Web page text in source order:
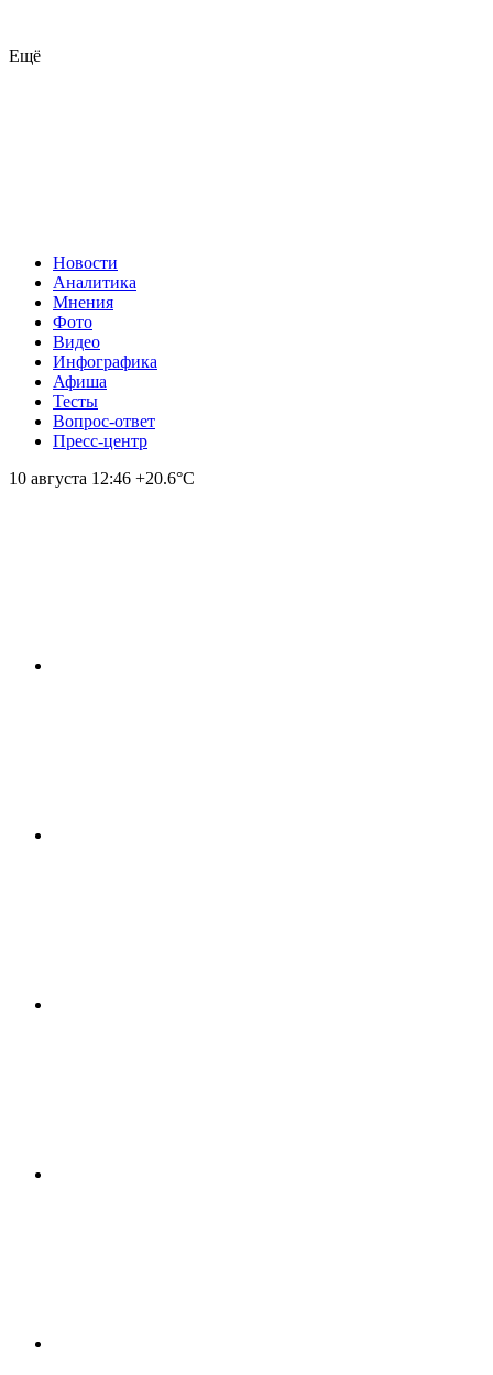
Ещё
Новости
Аналитика
Мнения
Фото
Видео
Инфографика
Афиша
Тесты
Вопрос-ответ
Пресс-центр
10 августа 12:46 +20.6°С